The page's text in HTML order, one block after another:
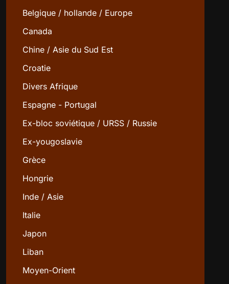
Belgique / hollande / Europe
Canada
Chine / Asie du Sud Est
Croatie
Divers Afrique
Espagne - Portugal
Ex-bloc soviétique / URSS / Russie
Ex-yougoslavie
Grèce
Hongrie
Inde / Asie
Italie
Japon
Liban
Moyen-Orient